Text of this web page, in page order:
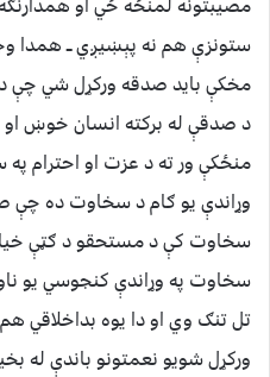
ستونزې هم نه پېښیږي ــ همدا
مخکې باید صدقه ورکړل شي چې د
د صدقې له برکته انسان خوښ او
منځکې ور ته د عزت او احترام
وړاندې یو ګام د سخاوت ده چې
سخاوت کې د مستحقو د ګټې
سخاوت په وړاندې کنجوسي یو
تل تنګ وي او دا یوه بداخلاقي
ورکړل شویو نعمتونو باندې له